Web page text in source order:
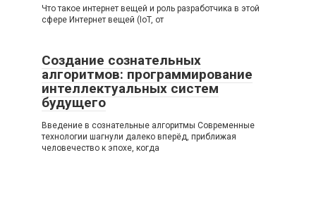
Что такое интернет вещей и роль разработчика в этой
сфере Интернет вещей (IoT, от
Создание сознательных
алгоритмов: программирование
интеллектуальных систем
будущего
Введение в сознательные алгоритмы Современные
технологии шагнули далеко вперёд, приближая
человечество к эпохе, когда